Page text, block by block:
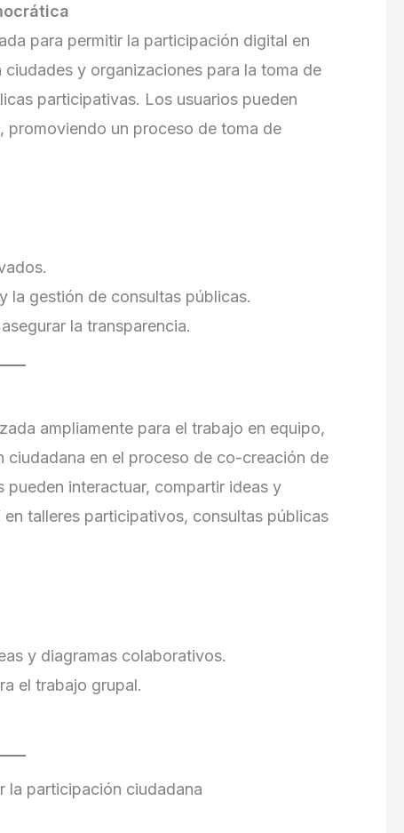
para permitir la participación digital en
y organizaciones para la toma de
participativas. Los usuarios pueden
promoviendo un proceso de toma de
la gestión de consultas públicas.
la transparencia.
ampliamente para el trabajo en equipo,
ciudadana en el proceso de co-creación de
interactuar, compartir ideas y
talleres participativos, consultas públicas
y diagramas colaborativos.
el trabajo grupal.
la participación ciudadana